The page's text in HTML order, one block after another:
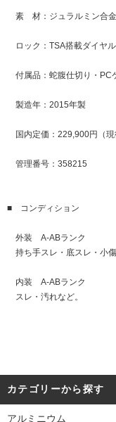
素 材：ジュラルミン合金
ロック：TSA搭載ダイヤル
付属品：蛇腹仕切り・PC
製造年：2015年製
国内定価：229,900円（現
管理番号：358215
■ コンディション
外装 A-ABランク
持ち手スレ・底スレ・小傷
内装 A-ABランク
スレ・汚れなど。
カテゴリーから探す
アルミニウム